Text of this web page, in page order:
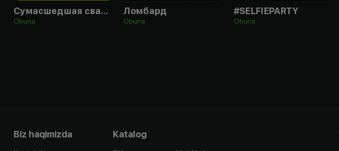
Сумасшедшая свадьба 3
Obuna
Ломбард
Obuna
#SELFIEPARTY
Obuna
Biz haqimizda Katalog